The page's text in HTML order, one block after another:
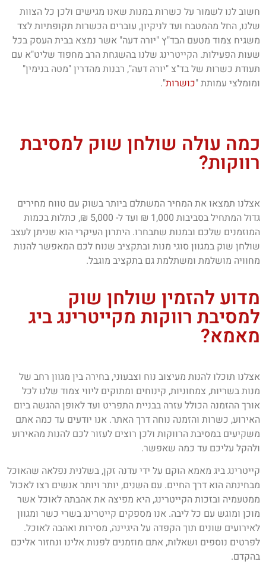
חשוב לנו לשמור על כשרות במנות שאנו מגישים ולכן כל הצוות
שלנו, החל מהמטבח ועד לניקיון, עוברים הכשרות תקופתיות לצד
משגיח צמוד מטעם הבד"ץ "יורה דעה" אשר נמצא בבית העסק בכל
שעות הפעילות. הקייטרינג שלנו בהשגחת הרב מחפוד שליט"א עם
תעודת כשרות של בד"צ "יורה דעה", רבנות מהדרין "מטה בנימין"
ומומלצי עמותת "כושרות".
כמה עולה שולחן שוק למסיבת
רווקות?
אצלנו תמצאו את המחיר המשתלם ביותר בשוק עם טווח מחירים
גדול המתחיל בסביבות 1,000 ₪ ועד ל- 5,000 ₪, כתלות בכמות
המוזמנים שלכם ובמנות שתבחרו. היתרון העיקרי הוא שניתן לעצב
שולחן שוק במגוון סוגי מנות ובתקציב שנוח לכם המאפשר להנות
מחוויה מושלמת ומשתלמת גם בתקציב מוגבל.
מדוע להזמין שולחן שוק
למסיבת רווקות מקייטרינג ביג
מאמא?
אצלנו תוכלו להנות מעיצוב נוח וצבעוני, בחירה בין מגוון רחב של
מנות בשריות, צמחוניות, קינוחים ומתוקים ליווי צמוד שלנו לכל
אורך ההזמנה הכולל עזרה בבניית התפריט ועד לאופן ההגשה ביום
האירוע, כשרות והזמנה נוחה דרך האתר. אנו יודעים עד כמה אתם
משקיעים במסיבת הרווקות ולכן רוצים לעזור לכם להנות מהאירוע
ולהקל עליכם עד כמה שאפשר.
קייטרינג ביג מאמא הוקם על ידי עדנה זקן, בשלנית נפלאה שהאוכל
מבחינתה הוא דרך החיים. עם השנים, יותר ויותר אנשים רצו לאכול
ממטעמיה ובזכות הקייטרינג, היא מפיצה את אהבתה לאוכל אשר
מוכן ומוגש עם כל ליבה. אנו מספקים קייטרינג בשרי כשר ומגוון
לאירועים שונים תוך הקפדה על היגיינה, מסירות ואהבה לאוכל.
לפרטים נוספים ושאלות, אתם מוזמנים לפנות אלינו ונחזור אליכם
בהקדם.